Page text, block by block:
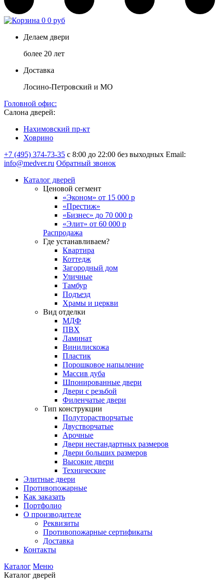
0 0 руб
Делаем двери
более 20 лет
Доставка
Лосино-Петровский и МО
Головной офис:
Салона дверей:
Нахимовский пр-кт
Ховрино
+7 (495) 374-73-35 с 8:00 до 22:00 без выходных Email:
info@medver.ru Обратный звонок
Каталог дверей
Ценовой сегмент
«Эконом» от 15 000 р
«Престиж»
«Бизнес» до 70 000 р
«Элит» от 60 000 р
Распродажа
Где устанавливаем?
Квартира
Коттедж
Загородный дом
Уличные
Тамбур
Подъезд
Храмы и церкви
Вид отделки
МДФ
ПВХ
Ламинат
Винилискожа
Пластик
Порошковое напыление
Массив дуба
Шпонированные двери
Двери с резьбой
Филенчатые двери
Тип конструкции
Полуторастворчатые
Двустворчатые
Арочные
Двери нестандартных размеров
Двери больших размеров
Высокие двери
Технические
Элитные двери
Противопожарные
Как заказать
Портфолио
О производителе
Реквизиты
Противопожарные сертификаты
Доставка
Контакты
Каталог Меню
Каталог дверей